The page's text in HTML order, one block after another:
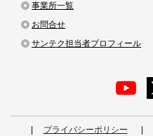
事業所一覧
お問合せ
サンテク担当者プロフィール
プライバシーポリシー